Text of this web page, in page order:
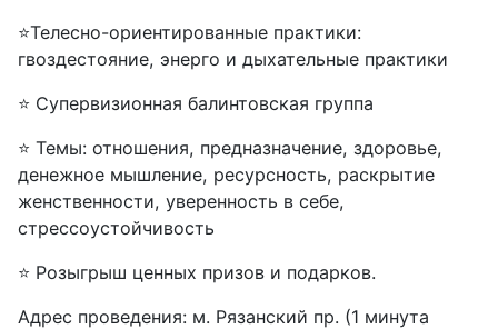
⭐Телесно-ориентированные практики:
гвоздестояние, энерго и дыхательные практики
⭐ Супервизионная балинтовская группа
⭐ Темы: отношения, предназначение, здоровье,
денежное мышление, ресурсность, раскрытие
женственности, уверенность в себе,
стрессоустойчивость
⭐ Розыгрыш ценных призов и подарков.
Адрес проведения: м. Рязанский пр. (1 минута